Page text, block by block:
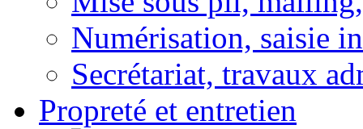
Numérisation, saisie
Secrétariat, travaux
Propreté et entretien